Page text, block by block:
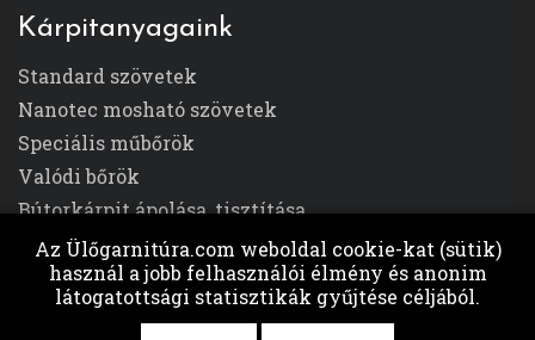
Kárpitanyagaink
Standard szövetek
Nanotec mosható szövetek
Speciális műbőrök
Valódi bőrök
Bútorkárpit ápolása, tisztítása
Divano Design Kft. © 2026 -ulogarnitura.com-
Minden jog fenntartva.
Az Ülőgarnitúra.com weboldal cookie-kat (sütik)
használ a jobb felhasználói élmény és anonim
látogatottsági statisztikák gyűjtése céljából.